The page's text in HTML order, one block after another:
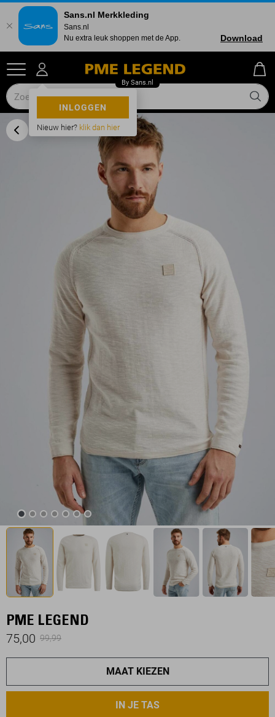
INLOGGEN
Nieuw hier? klik dan hier
PME LEGEND
75,00 99,99
MAAT KIEZEN
IN JE TAS
Sans.nl Merkkleding
Sans.nl
Nu extra leuk shoppen met de App.
Download